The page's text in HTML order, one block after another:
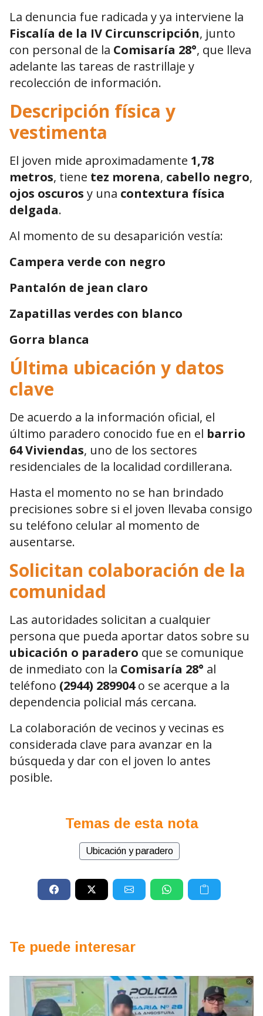
La denuncia fue radicada y ya interviene la
Fiscalía de la IV Circunscripción, junto
con personal de la Comisaría 28°, que lleva
adelante las tareas de rastrillaje y
recolección de información.
Descripción física y
vestimenta
El joven mide aproximadamente 1,78
metros, tiene tez morena, cabello negro,
ojos oscuros y una contextura física
delgada.
Al momento de su desaparición vestía:
Campera verde con negro
Pantalón de jean claro
Zapatillas verdes con blanco
Gorra blanca
Última ubicación y datos
clave
De acuerdo a la información oficial, el
último paradero conocido fue en el barrio
64 Viviendas, uno de los sectores
residenciales de la localidad cordillerana.
Hasta el momento no se han brindado
precisiones sobre si el joven llevaba consigo
su teléfono celular al momento de
ausentarse.
Solicitan colaboración de la
comunidad
Las autoridades solicitan a cualquier
persona que pueda aportar datos sobre su
ubicación o paradero que se comunique
de inmediato con la Comisaría 28° al
teléfono (2944) 289904o se acerque a la
dependencia policial más cercana.
La colaboración de vecinos y vecinas es
considerada clave para avanzar en la
búsqueda y dar con el joven lo antes
posible.
Temas de esta nota
Ubicación y paradero
Te puede interesar